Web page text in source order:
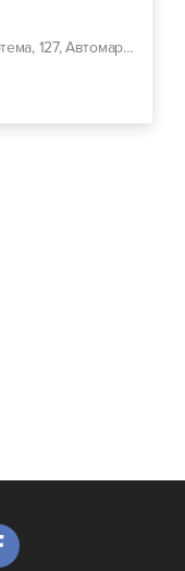
г. Мариуполь, улица Артема, 127, Автомаркет "Евразия"